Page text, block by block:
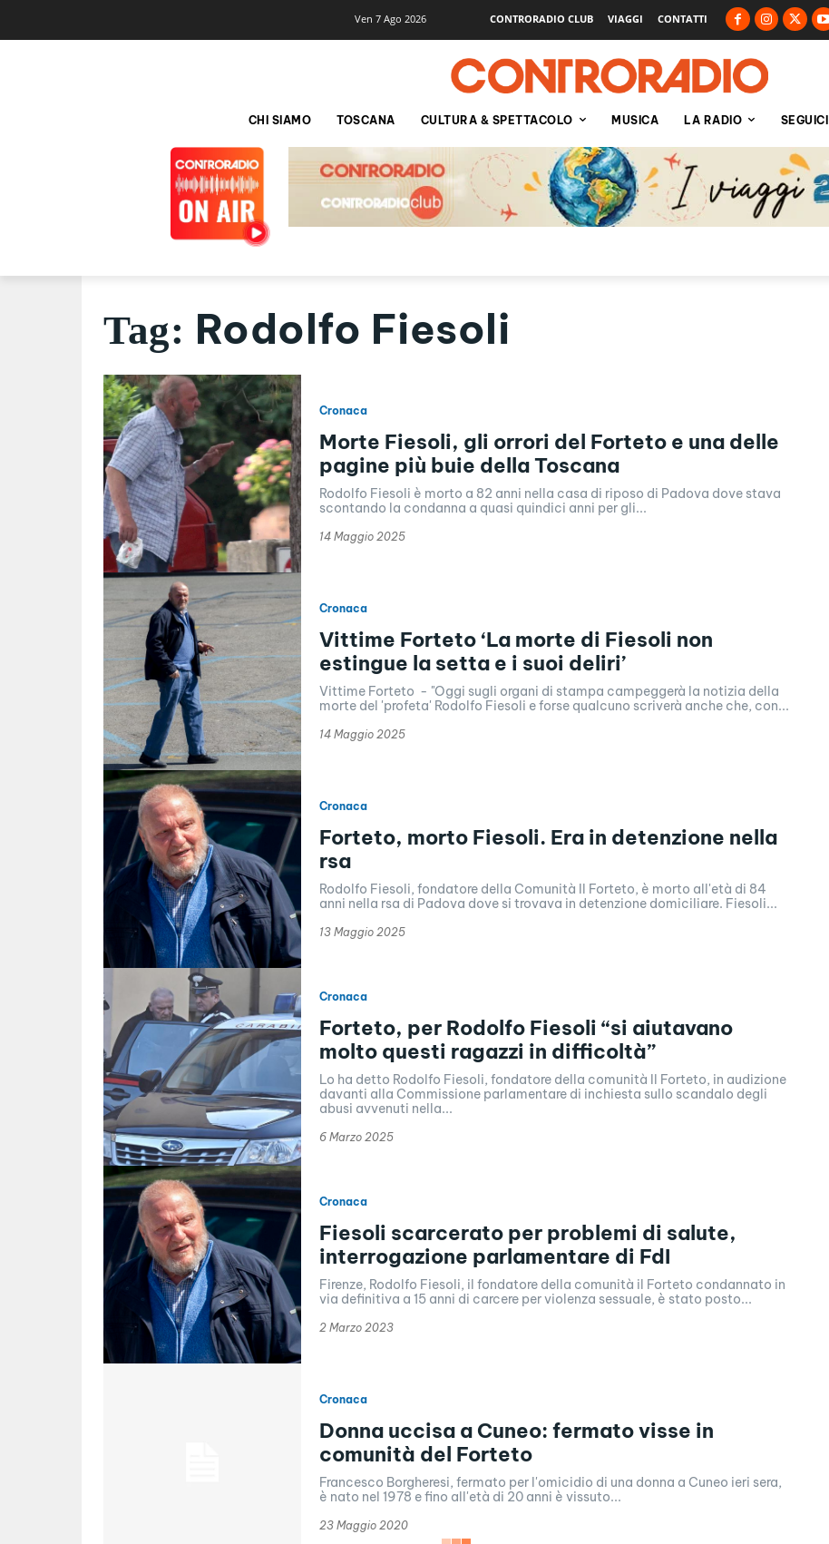
Ven 7 Ago 2026 CONTRORADIO CLUB VIAGGI CONTATTI
CHI SIAMO TOSCANA CULTURA & SPETTACOLO MUSICA LA RADIO SEGUICI
Tag: Rodolfo Fiesoli
Cronaca
Morte Fiesoli, gli orrori del Forteto e una delle
pagine più buie della Toscana
Rodolfo Fiesoli è morto a 82 anni nella casa di riposo di Padova dove stava
scontando la condanna a quasi quindici anni per gli...
14 Maggio 2025
Cronaca
Vittime Forteto ‘La morte di Fiesoli non
estingue la setta e i suoi deliri’
Vittime Forteto - "Oggi sugli organi di stampa campeggerà la notizia della
morte del 'profeta' Rodolfo Fiesoli e forse qualcuno scriverà anche che, con...
14 Maggio 2025
Cronaca
Forteto, morto Fiesoli. Era in detenzione nella
rsa
Rodolfo Fiesoli, fondatore della Comunità Il Forteto, è morto all'età di 84
anni nella rsa di Padova dove si trovava in detenzione domiciliare. Fiesoli...
13 Maggio 2025
Cronaca
Forteto, per Rodolfo Fiesoli “si aiutavano
molto questi ragazzi in difficoltà”
Lo ha detto Rodolfo Fiesoli, fondatore della comunità Il Forteto, in audizione
davanti alla Commissione parlamentare di inchiesta sullo scandalo degli
abusi avvenuti nella...
6 Marzo 2025
Cronaca
Fiesoli scarcerato per problemi di salute,
interrogazione parlamentare di FdI
Firenze, Rodolfo Fiesoli, il fondatore della comunità il Forteto condannato in
via definitiva a 15 anni di carcere per violenza sessuale, è stato posto...
2 Marzo 2023
Cronaca
Donna uccisa a Cuneo: fermato visse in
comunità del Forteto
Francesco Borgheresi, fermato per l'omicidio di una donna a Cuneo ieri sera,
è nato nel 1978 e fino all'età di 20 anni è vissuto...
23 Maggio 2020